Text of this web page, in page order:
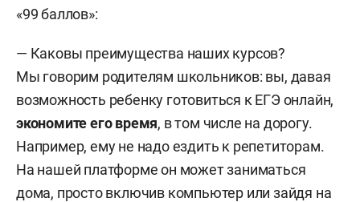
«99 баллов»:
— Каковы преимущества наших курсов?
Мы говорим родителям школьников: вы, давая
возможность ребенку готовиться к ЕГЭ онлайн,
экономите его время, в том числе на дорогу.
Например, ему не надо ездить к репетиторам.
На нашей платформе он может заниматься
дома, просто включив компьютер или зайдя на